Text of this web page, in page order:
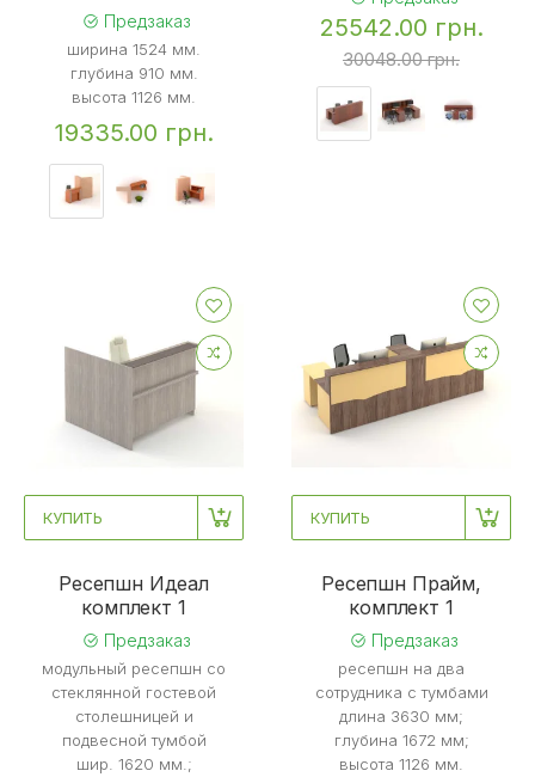
Предзаказ
ширина 1524 мм.
глубина 910 мм.
высота 1126 мм.
19335.00 грн.
25542.00 грн.
30048.00 грн.
КУПИТЬ
Ресепшн Идеал
комплект 1
Предзаказ
модульный ресепшн со
стеклянной гостевой
столешницей и
подвесной тумбой
шир. 1620 мм.;
КУПИТЬ
Ресепшн Прайм,
комплект 1
Предзаказ
ресепшн на два
сотрудника с тумбами
длина 3630 мм;
глубина 1672 мм;
высота 1126 мм.